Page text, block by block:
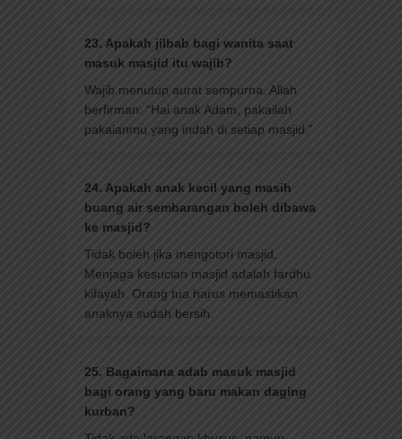
23. Apakah jilbab bagi wanita saat
masuk masjid itu wajib?
Wajib menutup aurat sempurna. Allah
berfirman: “Hai anak Adam, pakailah
pakaianmu yang indah di setiap masjid.”
24. Apakah anak kecil yang masih
buang air sembarangan boleh dibawa
ke masjid?
Tidak boleh jika mengotori masjid.
Menjaga kesucian masjid adalah fardhu
kifayah. Orang tua harus memastikan
anaknya sudah bersih.
25. Bagaimana adab masuk masjid
bagi orang yang baru makan daging
kurban?